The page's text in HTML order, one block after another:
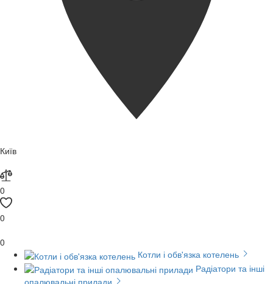
Київ
0
0
0
Котли і обв'язка котелень
Радіатори та інші
опалювальні прилади